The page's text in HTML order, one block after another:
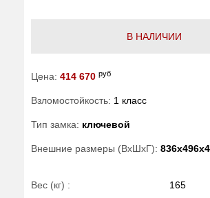
В НАЛИЧИИ
Цена: 414 670 руб
Взломостойкость: 1 класс
Тип замка: ключевой
Внешние размеры (ВхШхГ):
Вес (кг) : 165